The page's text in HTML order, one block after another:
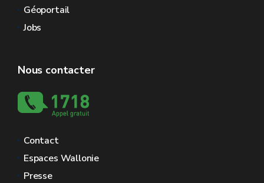
Géoportail
Jobs
Nous contacter
Contact
Espaces Wallonie
Presse